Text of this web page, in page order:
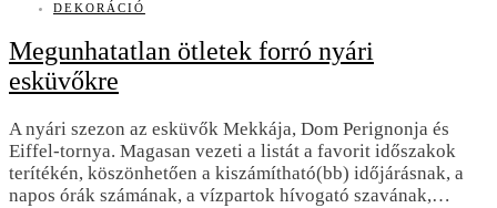
DEKORÁCIÓ
Megunhatatlan ötletek forró nyári
esküvőkre
A nyári szezon az esküvők Mekkája, Dom Perignonja és
Eiffel-tornya. Magasan vezeti a listát a favorit időszakok
terítékén, köszönhetően a kiszámítható(bb) időjárásnak, a
napos órák számának, a vízpartok hívogató szavának,…